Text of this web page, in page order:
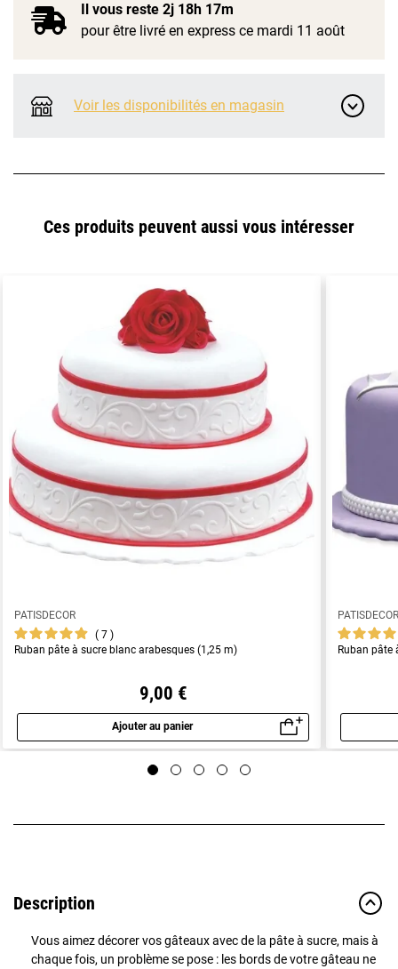
Il vous reste 2j 18h 17m
pour être livré en express ce mardi 11 août
Voir les disponibilités en magasin
Ces produits peuvent aussi vous intéresser
PATISDECOR
7
Ruban pâte à sucre blanc arabesques (1,25 m)
9,00 €
Ajouter au panier
Aperçu rapide
Ruban pâte
Description
Vous aimez décorer vos gâteaux avec de la pâte à sucre, mais à
chaque fois, un problème se pose : les bords de votre gâteau ne